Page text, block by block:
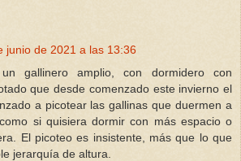
junio de 2021 a las 13:36
gallinero amplio, con dormidero con
que desde comenzado este invierno el
a picotear las gallinas que duermen a
si quisiera dormir con más espacio o
El picoteo es insistente, más que lo que
jerarquía de altura.